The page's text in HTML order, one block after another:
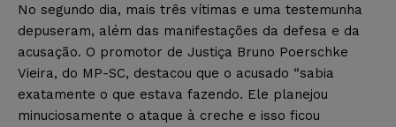
No segundo dia, mais três vítimas e uma testemunha
depuseram, além das manifestações da defesa e da
acusação. O promotor de Justiça Bruno Poerschke
Vieira, do MP-SC, destacou que o acusado “sabia
exatamente o que estava fazendo. Ele planejou
minuciosamente o ataque à creche e isso ficou